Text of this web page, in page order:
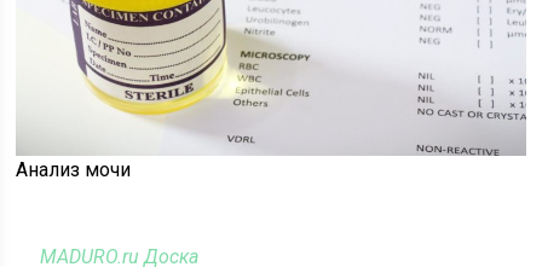
Анализ мочи
MADURO.ru Доска